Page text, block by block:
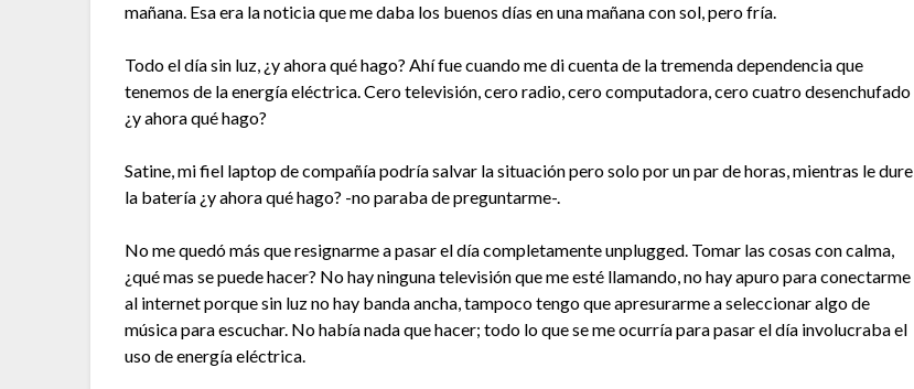
mañana. Esa era la noticia que me daba los buenos días en una mañana con sol, pero fría.
Todo el día sin luz, ¿y ahora qué hago? Ahí fue cuando me di cuenta de la tremenda dependencia que
tenemos de la energía eléctrica. Cero televisión, cero radio, cero computadora, cero cuatro desenchufado
¿y ahora qué hago?
Satine, mi fiel laptop de compañía podría salvar la situación pero solo por un par de horas, mientras le dure
la batería ¿y ahora qué hago? -no paraba de preguntarme-.
No me quedó más que resignarme a pasar el día completamente unplugged. Tomar las cosas con calma,
¿qué mas se puede hacer? No hay ninguna televisión que me esté llamando, no hay apuro para conectarme
al internet porque sin luz no hay banda ancha, tampoco tengo que apresurarme a seleccionar algo de
música para escuchar. No había nada que hacer; todo lo que se me ocurría para pasar el día involucraba el
uso de energía eléctrica.